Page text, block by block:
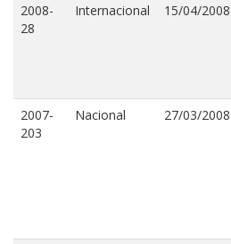
2008-
28
Internacional 15/04/2008
2007-
203
Nacional 27/03/2008